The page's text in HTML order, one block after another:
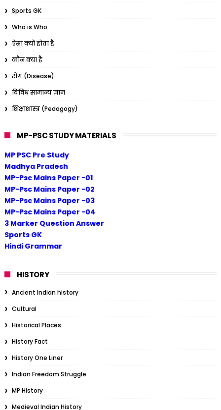
Sports GK
Who is Who
ऐसा क्यों होता है
कौन क्या है
रोग (Disease)
विविध सामान्य ज्ञान
शिक्षाशास्त्र (Pedagogy)
MP-PSC STUDY MATERIALS
MP PSC Pre Study
Madhya Pradesh
MP-Psc Mains Paper -01
MP-Psc Mains Paper -02
MP-Psc Mains Paper -03
MP-Psc Mains Paper -04
3 Marker Question Answer
Sports GK
Hindi Grammar
HISTORY
Ancient Indian history
Cultural
Historical Places
History Fact
History One Liner
Indian Freedom Struggle
MP History
Medieval Indian History